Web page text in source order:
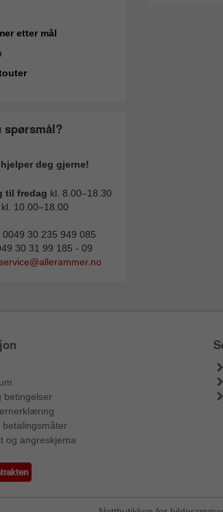
etter mål
spørsmål?
deg gjerne!
til fredag kl. 8.00–18.30
kl. 10.00–18.00
0049 30 235 949 085
30 31 99 185 - 09
betingelser
betalingsmåter
og angreskjema